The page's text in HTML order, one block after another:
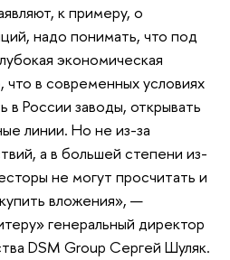
к примеру, о
надо понимать, что под
экономическая
в современных условиях
в России заводы, открывать
линии. Но не из-за
а в большей степени из-
не могут просчитать и
вложения», —
генеральный директор
DSM Group Сергей Шуляк.